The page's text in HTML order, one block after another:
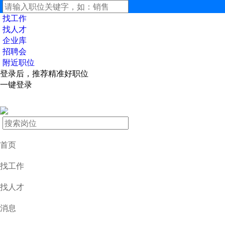
找工作
找人才
企业库
招聘会
附近职位
登录后，推荐精准好职位
一键登录
首页
找工作
找人才
消息